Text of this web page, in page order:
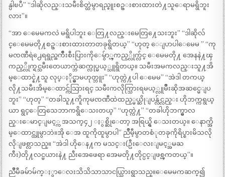
န္ပါၿပီ” “ဒါဆိုလည္းသမီးစိတ္ထဲမွာရည္စူးစဥ္းစားထားတဲ႔သူေရာမရွိဘူး
လား”။
“အာ ေမေမကလဲ မရွိပါဘူး ေတြ႔လည္းမေတြ႔ေသးဘူး” “ဒါဆိုလ်
င္ေမေမတို႔စဥ္းစားထားတာတခုရွိတယ္” “ဟုတ္ ေျပာပါေမေမ ” “ကု
မၸဏီရဲ႕ေရရွည္အက်ဳိးစီးပြားကိုေမ်ွာ္ၾကည့္လိုက္လ်င္ ေမေမတို႔ အေနနဲ႔ၾ
ကည့္လိုက္ရင္သမီးတေယာက္ဘဲဆက္လုပ္မယ့္သူရွိတယ္။ သမီးအမကလည္းသူ႔အိ
မ္ေထာင္နဲ႔သူ လုပ္ႏိုင္မွာမဟုတ္ဘူး” “ဟုတ္ကဲ႔ပါ ေမေမ” “အဲဒါ တကယ္
လို႔သမီးအိမ္ေထာင္က်သြားရင္ သမီးကလိုက္သြားရမယ့္လူမ်ဳိးဆိုအဆင္မေျပ
ဘူး” “ဟုတ္” “တခါသူ႔ကိူကုမၸဏီထဲထည့္မယ္ဆိုျပန္လ်င္လည္း ဟိုဘက္ကရွယ္
ယာ ရွင္ေတြသေဘာကရွိေသးတယ္” “ဟုတ္ကဲ႔” “တခါဟိုဘက္မွာလ
ည္းေမာင္ျမင့္က အသက္၄၂ ႏွစ္ဆိုေတာ့ အရြယ္ရွိ ေသးတယ္။ ေနာက္အိ
မ္ေထာင္ထူမွာဘဲ။အို ေအ ထူကိုထူမွာပါ” ညိဳမီ့မွာတစံုတခုကိုရိပ္စားမိသလို
လိုျဖစ္လာသည္။ “အဲဒါ ဟိုေန႔က မသင္း(ဦးေလးျမင့္အမႀ
ကီး)တို႔လင္မယားနဲ႔ ညီးအေဖေရာ အေမတို႔တိုင္ပင္ျဖစ္ၾကတယ္”။
ညိဳမီခမ်ာမ်က္ႏွာေလးသိသိသာသာငယ္သြားရွာသည္။ေမေမကဆက္၍